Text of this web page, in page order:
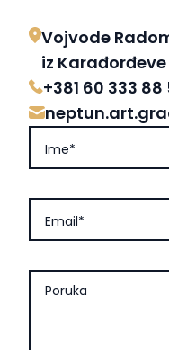
Vojvode
iz Karađorđeve
+381 60 333 88
Ime*
Email*
Poruka